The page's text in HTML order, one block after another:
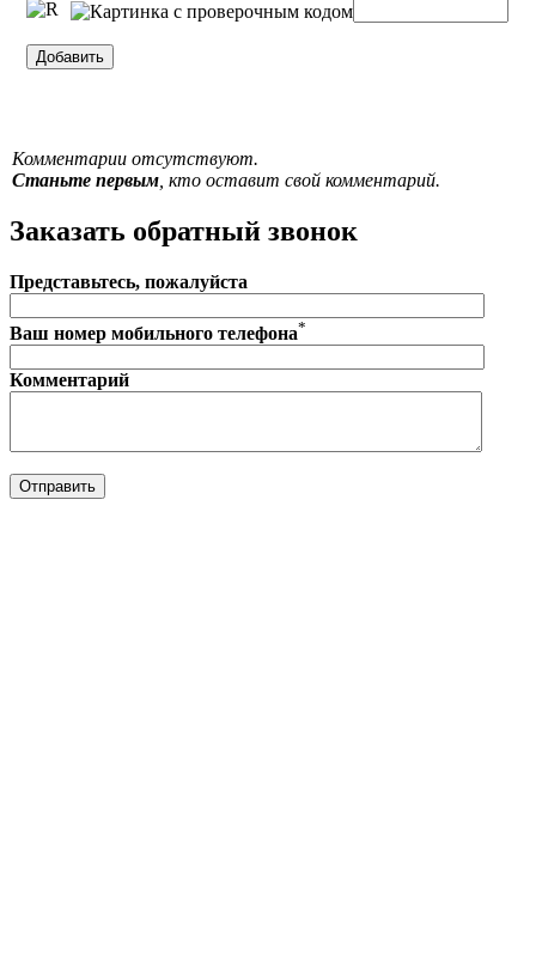
Комментарии отсутствуют.
Станьте первым, кто оставит свой комментарий.
Заказать обратный звонок
Представьтесь, пожалуйста
Ваш номер мобильного телефона*
Комментарий